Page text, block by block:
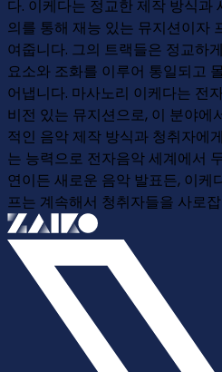
다. 이케다는 정교한 제작 방식과
의를 통해 재능 있는 뮤지션이자
여줍니다. 그의 트랙들은 정교하
요소와 조화를 이루어 통일되고
어냅니다. 마사노리 이케다는 전
비전 있는 뮤지션으로, 이 분야에
적인 음악 제작 방식과 청취자에
는 능력으로 전자음악 세계에서
연이든 새로운 음악 발표든, 이케
프는 계속해서 청취자들을 사로